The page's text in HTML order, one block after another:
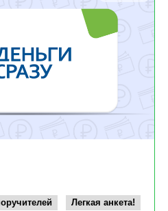
Легкая анкета!